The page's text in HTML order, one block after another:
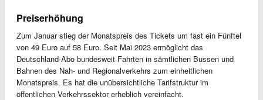
Preiserhöhung
Zum Januar stieg der Monatspreis des Tickets um fast ein Fünftel
von 49 Euro auf 58 Euro. Seit Mai 2023 ermöglicht das
Deutschland-Abo bundesweit Fahrten in sämtlichen Bussen und
Bahnen des Nah- und Regionalverkehrs zum einheitlichen
Monatspreis. Es hat die unübersichtliche Tarifstruktur im
öffentlichen Verkehrssektor erheblich vereinfacht.